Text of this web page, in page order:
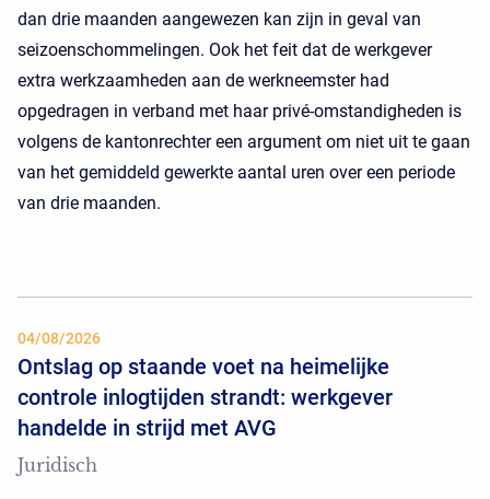
dan drie maanden aangewezen kan zijn in geval van
seizoenschommelingen. Ook het feit dat de werkgever
extra werkzaamheden aan de werkneemster had
opgedragen in verband met haar privé-omstandigheden is
volgens de kantonrechter een argument om niet uit te gaan
van het gemiddeld gewerkte aantal uren over een periode
van drie maanden.
04/08/2026
Ontslag op staande voet na heimelijke
controle inlogtijden strandt: werkgever
handelde in strijd met AVG
Juridisch